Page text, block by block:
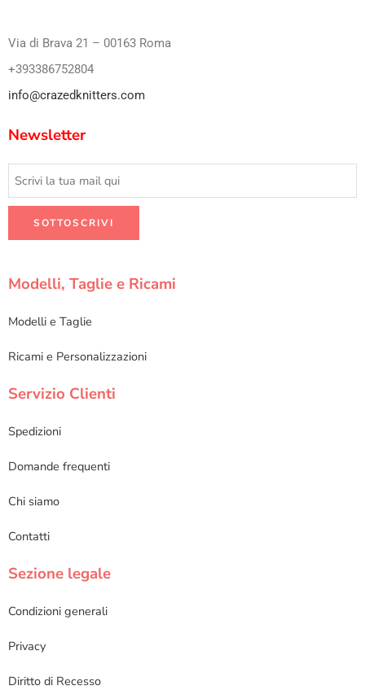
Via di Brava 21 – 00163 Roma
+393386752804
info@crazedknitters.com
Newsletter
Modelli, Taglie e Ricami
Modelli e Taglie
Ricami e Personalizzazioni
Servizio Clienti
Spedizioni
Domande frequenti
Chi siamo
Contatti
Sezione legale
Condizioni generali
Privacy
Diritto di Recesso